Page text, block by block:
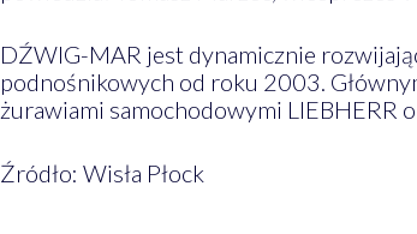
DŹWIG-MAR jest dynamicznie
podnośnikowych od roku 2003.
żurawiami samochodowymi LIEBHERR
Źródło: Wisła Płock